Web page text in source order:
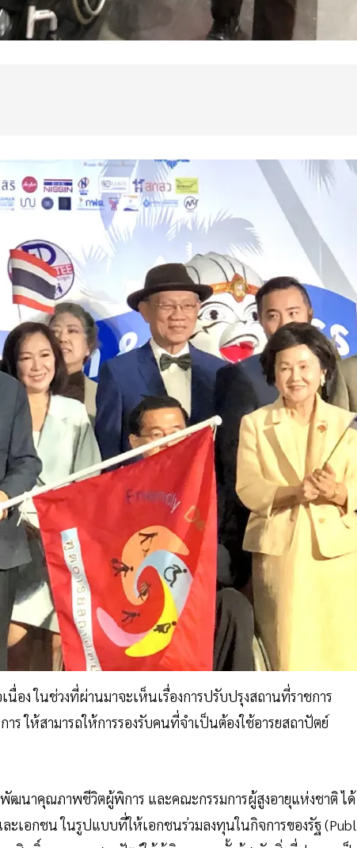
อง ในช่วงที่ผ่านมาจะเห็นเรื่องการปรับปรุงสถานที่ราชการ
ให้สามารถให้การรองรับคนที่จำเป็นต้องใช้อารยสถาปัตย์
ฒนาคุณภาพชีวิตผู้พิการ และคณะกรรมการผู้สูงอายุแห่งชาติ ได้
ะเอกชน ในรูปแบบที่ให้เอกชนร่วมลงทุนในกิจการของรัฐ